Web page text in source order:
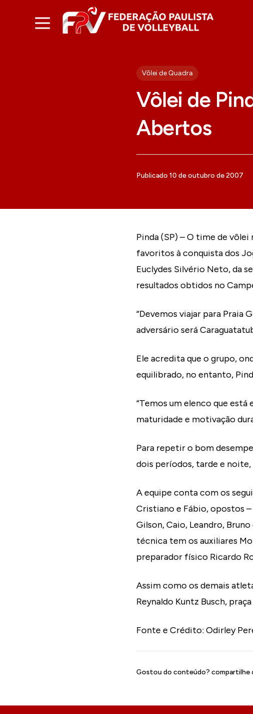
Vôlei de Quadra
Vôlei de
Abertos
Publicado 10 de outubro de 2007
Pinda (SP) – O time de
favoritos à conquista dos
Euclydes Silvério Neto, da
resultados obtidos no
“Devemos viajar para Praia
adversário será
Ele acredita que o grupo,
equilibrado, no entanto,
“Temos um elenco que
maturidade e motivação
Para repetir o bom
dois períodos, tarde e
A equipe conta com os
Cristiano e Fábio, opostos
Gilson, Caio, Leandro,
técnica tem os auxiliares
preparador físico Ricardo
Assim como os demais
Reynaldo Kuntz Busch,
Fonte e Crédito: Odirley
Gostou do conteúdo? compartilhe